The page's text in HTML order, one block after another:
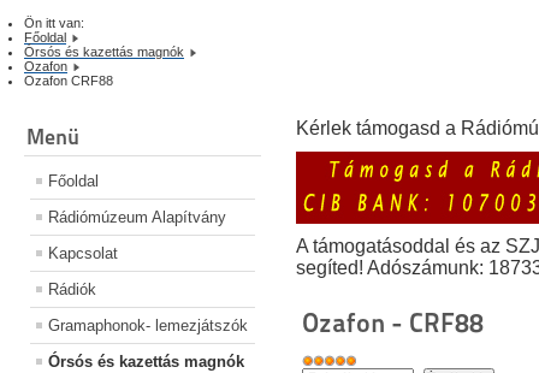
Ön itt van:
Főoldal
Órsós és kazettás magnók
Ozafon
Ozafon CRF88
Menü
Főoldal
Rádiómúzeum Alapítvány
Kapcsolat
Rádiók
Gramaphonok- lemezjátszók
Órsós és kazettás magnók
Kérlek támogasd a
A támogatásoddal és az
segíted! Adószámunk:
Ozafon - CRF88